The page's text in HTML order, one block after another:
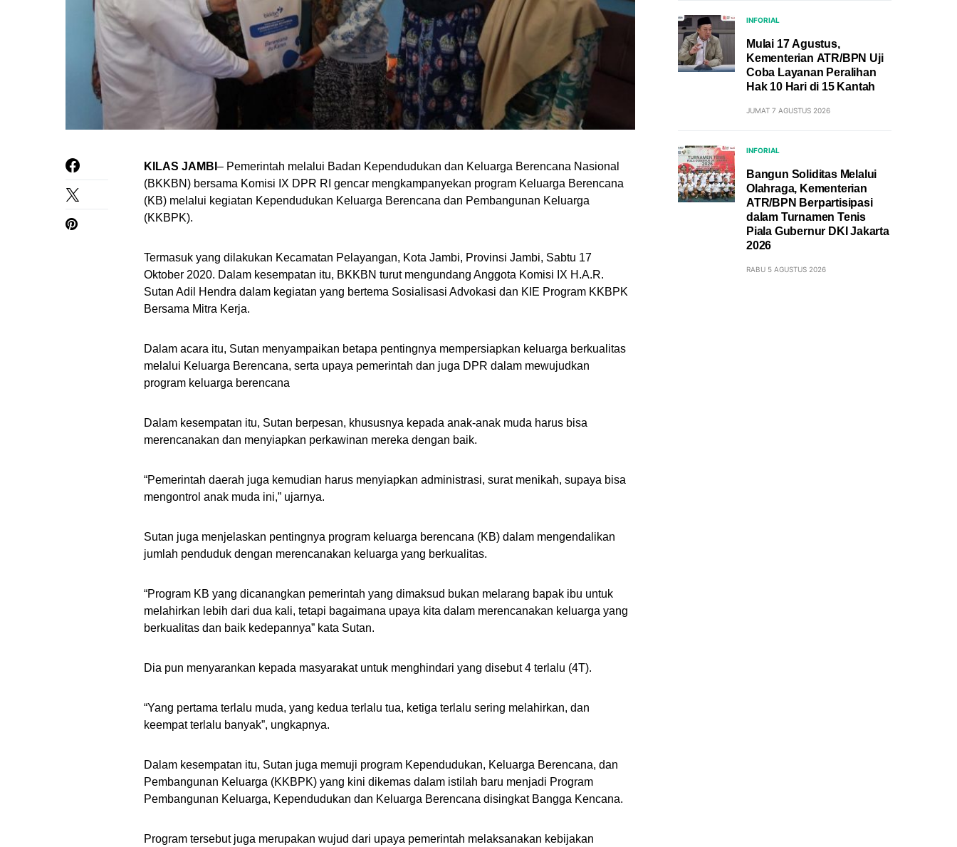
KILAS JAMBI – Pemerintah melalui Badan Kependudukan dan Keluarga Berencana Nasional
(BKKBN) bersama Komisi IX DPR RI gencar mengkampanyekan program Keluarga Berencana
(KB) melalui kegiatan Kependudukan Keluarga Berencana dan Pembangunan Keluarga
(KKBPK).
Termasuk yang dilakukan Kecamatan Pelayangan, Kota Jambi, Provinsi Jambi, Sabtu 17
Oktober 2020. Dalam kesempatan itu, BKKBN turut mengundang Anggota Komisi IX H.A.R.
Sutan Adil Hendra dalam kegiatan yang bertema Sosialisasi Advokasi dan KIE Program KKBPK
Bersama Mitra Kerja.
Dalam acara itu, Sutan menyampaikan betapa pentingnya mempersiapkan keluarga berkualitas
melalui Keluarga Berencana, serta upaya pemerintah dan juga DPR dalam mewujudkan
program keluarga berencana
Dalam kesempatan itu, Sutan berpesan, khususnya kepada anak-anak muda harus bisa
merencanakan dan menyiapkan perkawinan mereka dengan baik.
“Pemerintah daerah juga kemudian harus menyiapkan administrasi, surat menikah, supaya bisa
mengontrol anak muda ini,” ujarnya.
Sutan juga menjelaskan pentingnya program keluarga berencana (KB) dalam mengendalikan
jumlah penduduk dengan merencanakan keluarga yang berkualitas.
“Program KB yang dicanangkan pemerintah yang dimaksud bukan melarang bapak ibu untuk
melahirkan lebih dari dua kali, tetapi bagaimana upaya kita dalam merencanakan keluarga yang
berkualitas dan baik kedepannya” kata Sutan.
Dia pun menyarankan kepada masyarakat untuk menghindari yang disebut 4 terlalu (4T).
“Yang pertama terlalu muda, yang kedua terlalu tua, ketiga terlalu sering melahirkan, dan
keempat terlalu banyak”, ungkapnya.
Dalam kesempatan itu, Sutan juga memuji program Kependudukan, Keluarga Berencana, dan
Pembangunan Keluarga (KKBPK) yang kini dikemas dalam istilah baru menjadi Program
Pembangunan Keluarga, Kependudukan dan Keluarga Berencana disingkat Bangga Kencana.
Program tersebut juga merupakan wujud dari upaya pemerintah melaksanakan kebijakan
INFORIAL
Mulai 17 Agustus,
Kementerian ATR/BPN Uji
Coba Layanan Peralihan
Hak 10 Hari di 15 Kantah
JUMAT 7 AGUSTUS 2026
INFORIAL
Bangun Soliditas Melalui
Olahraga, Kementerian
ATR/BPN Berpartisipasi
dalam Turnamen Tenis
Piala Gubernur DKI Jakarta
2026
RABU 5 AGUSTUS 2026